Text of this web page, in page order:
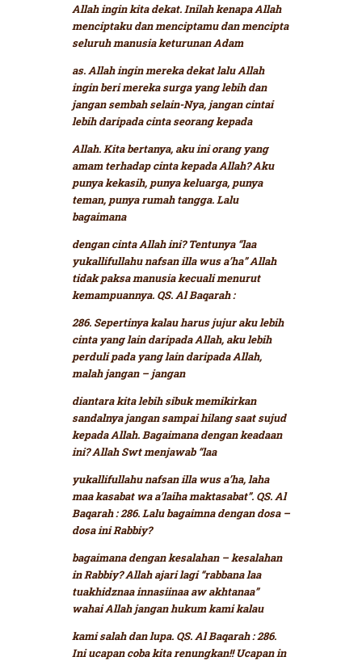
Allah ingin kita dekat. Inilah kenapa Allah
menciptaku dan menciptamu dan mencipta
seluruh manusia keturunan Adam
as. Allah ingin mereka dekat lalu Allah
ingin beri mereka surga yang lebih dan
jangan sembah selain-Nya, jangan cintai
lebih daripada cinta seorang kepada
Allah. Kita bertanya, aku ini orang yang
amam terhadap cinta kepada Allah? Aku
punya kekasih, punya keluarga, punya
teman, punya rumah tangga. Lalu
bagaimana
dengan cinta Allah ini? Tentunya “laa
yukallifullahu nafsan illa wus a’ha”Allah
tidak paksa manusia kecuali menurut
kemampuannya. QS. Al Baqarah :
286. Sepertinya kalau harus jujur aku lebih
cinta yang lain daripada Allah, aku lebih
perduli pada yang lain daripada Allah,
malah jangan – jangan
diantara kita lebih sibuk memikirkan
sandalnya jangan sampai hilang saat sujud
kepada Allah. Bagaimana dengan keadaan
ini? Allah Swt menjawab “laa
yukallifullahu nafsan illa wus a’ha, laha
maa kasabat wa a’laiha maktasabat”. QS. Al
Baqarah : 286.Lalu bagaimna dengan dosa –
dosa ini Rabbiy?
bagaimana dengan kesalahan – kesalahan
in Rabbiy? Allah ajari lagi“rabbana laa
tuakhidznaa innasiinaa aw akhtanaa”
wahai Allah jangan hukum kami kalau
kami salah dan lupa. QS. Al Baqarah : 286.
Ini ucapan coba kita renungkan!! Ucapan in